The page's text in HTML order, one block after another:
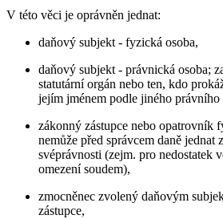
V této věci je oprávněn jednat:
daňový subjekt - fyzická osoba,
daňový subjekt - právnická osoba;
statutární orgán nebo ten, kdo
jejím jménem podle jiného právního
zákonný zástupce nebo opatrovník
nemůže před správcem daně jednat
svéprávnosti (zejm. pro nedostatek
omezení soudem),
zmocněnec zvolený daňovým
zástupce,